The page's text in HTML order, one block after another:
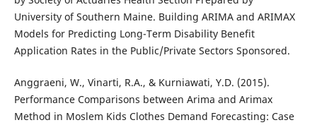
University of Southern Maine. Building ARIMA and ARIMAX
Models for Predicting Long-Term Disability Benefit
Application Rates in the Public/Private Sectors Sponsored.
Anggraeni, W., Vinarti, R.A., & Kurniawati, Y.D. (2015).
Performance Comparisons between Arima and Arimax
Method in Moslem Kids Clothes Demand Forecasting: Case